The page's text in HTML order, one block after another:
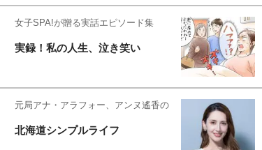
女子SPA!が贈る実話エピソード集
実録！私の人生、泣き笑い
元局アナ・アラフォー、アンヌ遙香の
北海道シンプルライフ